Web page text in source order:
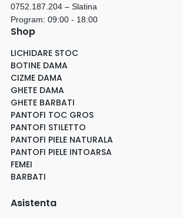
0752.187.204 – Slatina
Program: 09:00 - 18:00
Shop
LICHIDARE STOC
BOTINE DAMA
CIZME DAMA
GHETE DAMA
GHETE BARBATI
PANTOFI TOC GROS
PANTOFI STILETTO
PANTOFI PIELE NATURALA
PANTOFI PIELE INTOARSA
FEMEI
BARBATI
Asistenta